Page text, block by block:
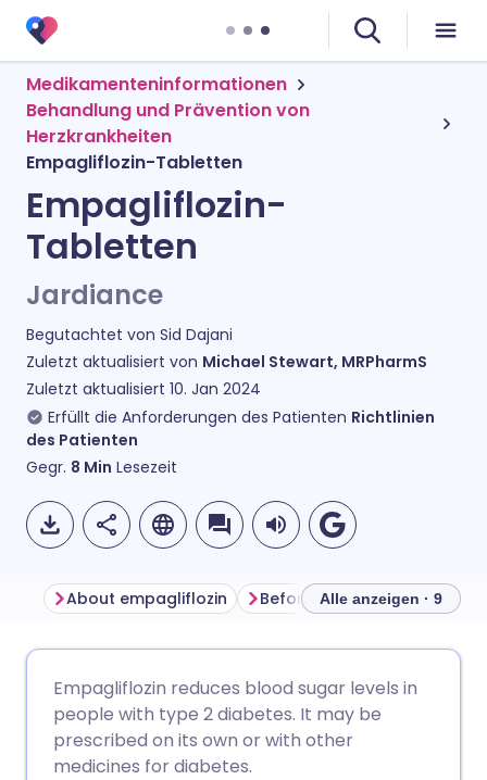
Medikamenteninformationen
Behandlung und Prävention von
Herzkrankheiten
Empagliflozin-Tabletten
Empagliflozin-
Tabletten
Jardiance
Begutachtet von Sid Dajani
Zuletzt aktualisiert von Michael Stewart, MRPharmS
Zuletzt aktualisiert 10. Jan 2024
Erfüllt die Anforderungen des Patienten Richtlinien
des Patienten
Gegr. 8 Min Lesezeit
Teilen über Facebook
🇩🇪 Deutsch
🇪🇸 Español
About empagliflozin Alle anzeigen · 9
Empagliflozin reduces blood sugar levels in
people with type 2 diabetes. It may be
prescribed on its own or with other
medicines for diabetes.